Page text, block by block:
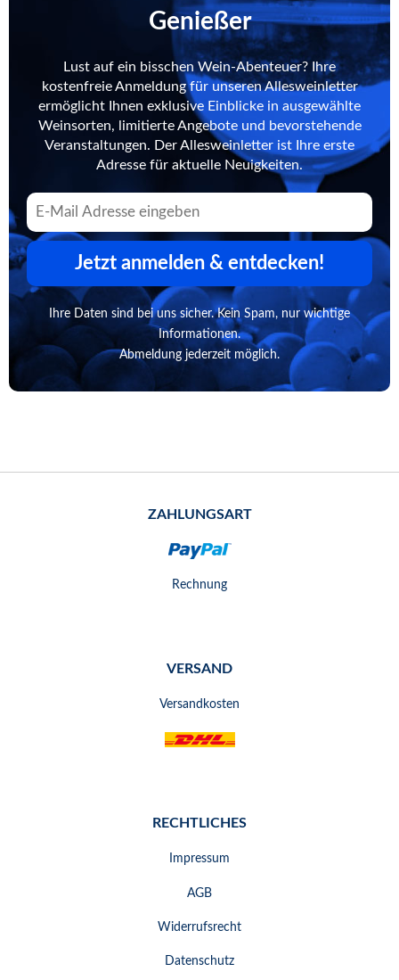
Genießer
Lust auf ein bisschen Wein-Abenteuer? Ihre
kostenfreie Anmeldung für unseren Allesweinletter
ermöglicht Ihnen exklusive Einblicke in ausgewählte
Weinsorten, limitierte Angebote und bevorstehende
Veranstaltungen. Der Allesweinletter ist Ihre erste
Adresse für aktuelle Neuigkeiten.
Jetzt anmelden & entdecken!
Ihre Daten sind bei uns sicher. Kein Spam, nur wichtige
Informationen.
Abmeldung jederzeit möglich.
ZAHLUNGSART
Rechnung
VERSAND
Versandkosten
RECHTLICHES
Impressum
AGB
Widerrufsrecht
Datenschutz